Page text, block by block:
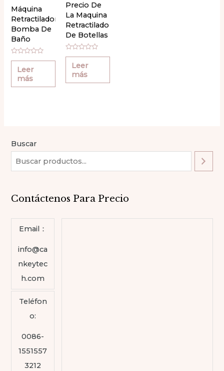
Máquina
Retractiladora
Bomba De
Baño
Grande
Valorado
con
de
Leer
más
Precio De
La Maquina
Retractilado
De Botellas
Valorado
con
de
Leer
más
Buscar
Contáctenos Para Precio
Email：
info@ca
nkeytec
h.com
Teléfon
o:
0086-
1551557
3212